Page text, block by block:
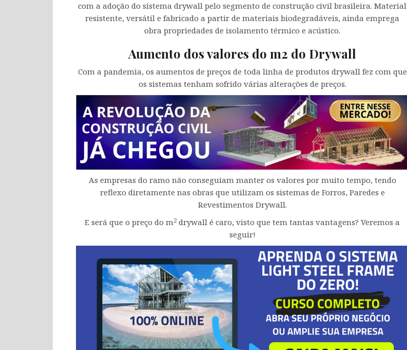
com a adoção do sistema drywall pelo segmento de construção civil brasileira. Material
resistente, versátil e fabricado a partir de materiais biodegradáveis, ainda emprega
obra propriedades de isolamento térmico e acústico.
Aumento dos valores do m2 do Drywall
Com a pandemia, os aumentos de preços de toda linha de produtos drywall fez com que
os sistemas tenham sofrido várias alterações de preços.
As empresas do ramo não conseguiam manter os valores por muito tempo, tendo
reflexo diretamente nas obras que utilizam os sistemas de Forros, Paredes e
Revestimentos Drywall.
E será que o preço do m2 drywall é caro, visto que tem tantas vantagens? Veremos a
seguir!